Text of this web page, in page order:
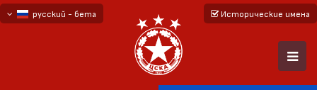
русский - бета
Исторические имена